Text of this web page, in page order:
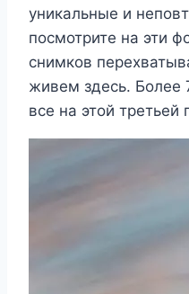
уникальные и
посмотрите на эти
снимков
живем здесь. Более
все на этой третьей